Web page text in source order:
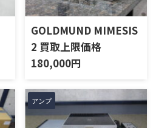
GOLDMUND MIMESIS
2 買取上限価格
180,000円
アンプ